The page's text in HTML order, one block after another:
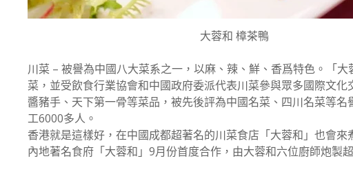
大蓉和 樟茶鴨
川菜 – 被譽為中國八大菜系之一，以麻、辣、鮮、香爲特色。「
菜，並受飲食行業協會和中國政府委派代表川菜參與眾多國際文
醬豬手、天下第一骨等菜品，被先後評為中國名菜、四川名菜等
工6000多人。
香港就是這樣好，在中國成都超著名的川菜食店「大蓉和」也會
內地著名食府「大蓉和」9月份首度合作，由大蓉和六位廚師炮製